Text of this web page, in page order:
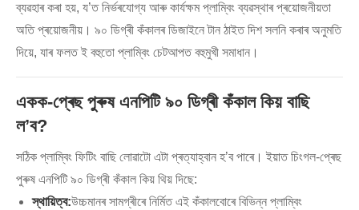
ব্যৱহাৰ কৰা হয়, য’ত নিৰ্ভৰযোগ্য আৰু কাৰ্যক্ষম প্লাম্বিং ব্যৱস্থাৰ প্ৰয়োজনীয়তা
অতি প্ৰয়োজনীয়। ৯০ ডিগ্ৰী কঁকালৰ ডিজাইনে টান ঠাইত দিশ সলনি কৰাৰ অনুমতি
দিয়ে, যাৰ ফলত ই বহুতো প্লাম্বিং চেটআপত বহুমুখী সমাধান।
একক-প্ৰেছ পুৰুষ এনপিটি ৯০ ডিগ্ৰী কঁকাল কিয় বাছি
ল’ব?
সঠিক প্লাম্বিং ফিটিং বাছি লোৱাটো এটা প্ৰত্যাহ্বান হ’ব পাৰে। ইয়াত চিংগল-প্ৰেছ
পুৰুষ এনপিটি ৯০ ডিগ্ৰী কঁকাল কিয় থিয় দিছে:
স্থায়িত্ব:উচ্চমানৰ সামগ্ৰীৰে নিৰ্মিত এই কঁকালবোৰে বিভিন্ন প্লাম্বিং